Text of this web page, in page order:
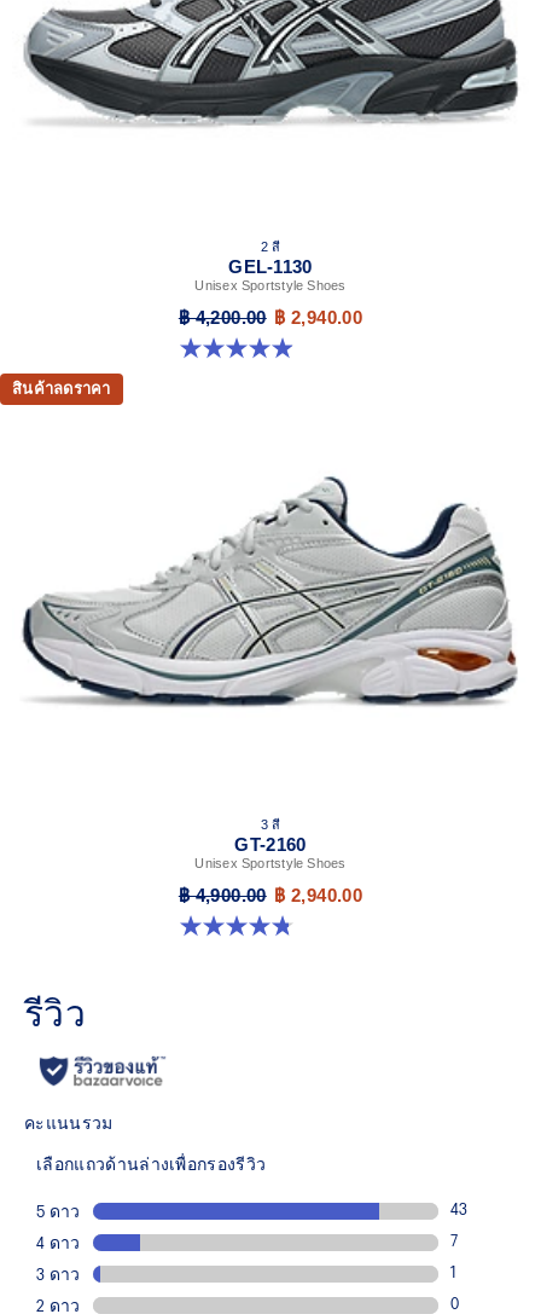
2 สี
GEL-1130
Unisex Sportstyle Shoes
฿ 4,200.00 ฿ 2,940.00
4.9 จาก 5 ดาว 27 รีวิว
สินค้าลดราคา
3 สี
GT-2160
Unisex Sportstyle Shoes
฿ 4,900.00 ฿ 2,940.00
4.8 จาก 5 ดาว 501 รีวิว